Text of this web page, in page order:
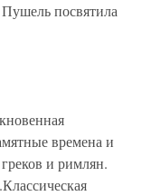
посвятила
времена и
и римлян.